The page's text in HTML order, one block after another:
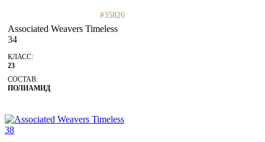
#35826
Associated Weavers Timeless
34
КЛАСС:
23
СОСТАВ:
ПОЛИАМИД